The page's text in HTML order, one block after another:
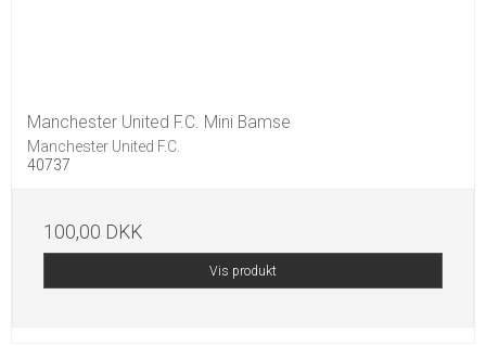
Manchester United F.C. Mini Bamse
Manchester United F.C.
40737
100,00 DKK
Vis produkt